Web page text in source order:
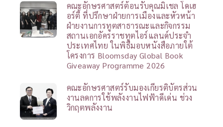
คณะอักษรศาสตร์ต้อนรับคุณมิเชล โดเฮ
อร์ตี้ ที่ปรึกษาฝ่ายการเมืองและหัวหน้า
ฝ่ายงานการทูตสาธารณะและกิจกรรม
สถานเอกอัครราชทูตไอร์แลนด์ประจำ
ประเทศไทย ในพิธีมอบหนังสือภายใต้
โครงการ Bloomsday Global Book
Giveaway Programme 2026
คณะอักษรศาสตร์รับมองเกียรติบัตรส่วน
งานลดการใช้พลังงานไฟฟ้าดีเด่น ช่วง
วิกฤตพลังงาน